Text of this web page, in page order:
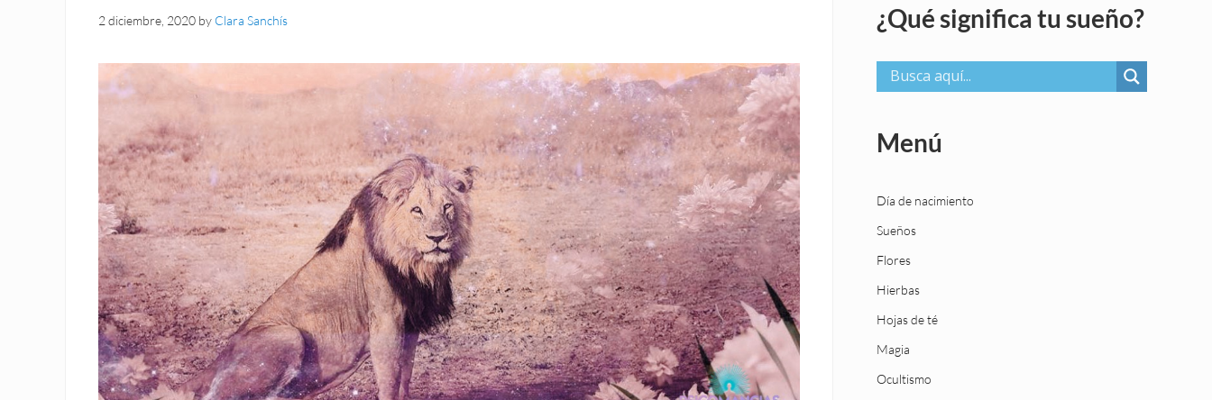
2 diciembre, 2020 by Clara Sanchís ¿Qué significa tu sueño?
Menú
Día de nacimiento
Sueños
Flores
Hierbas
Hojas de té
Magia
Ocultismo